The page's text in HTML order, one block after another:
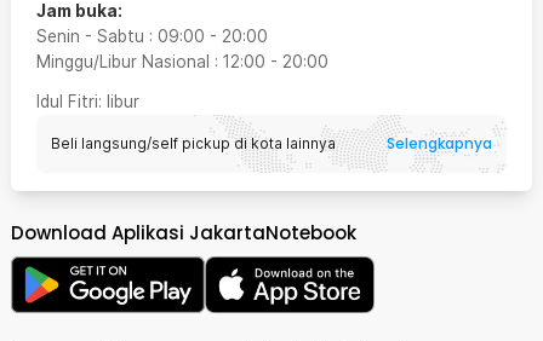
Jam buka:
Senin - Sabtu : 09:00 - 20:00
Minggu/Libur Nasional : 12:00 - 20:00
Idul Fitri: libur
Beli langsung/self pickup di kota lainnya Selengkapnya
Download Aplikasi JakartaNotebook